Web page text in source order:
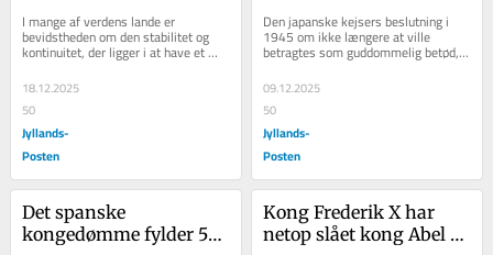
tid
I mange af verdens lande er
bevidstheden om den stabilitet og
kontinuitet, der ligger i at have et
gammelt kongedømme med en lang
historie, med til...
18.12.2025
50
Jyllands-
Posten
guddommelig
Den japanske kejsers beslutning i
1945 om ikke længere at ville
betragtes som guddommelig betød,
at Japan fik det ægte demokrati, som
det stadig...
09.12.2025
50
Jyllands-
Posten
Det spanske
kongedømme fylder 50
Kong Frederik X har
netop slået kong Abel –